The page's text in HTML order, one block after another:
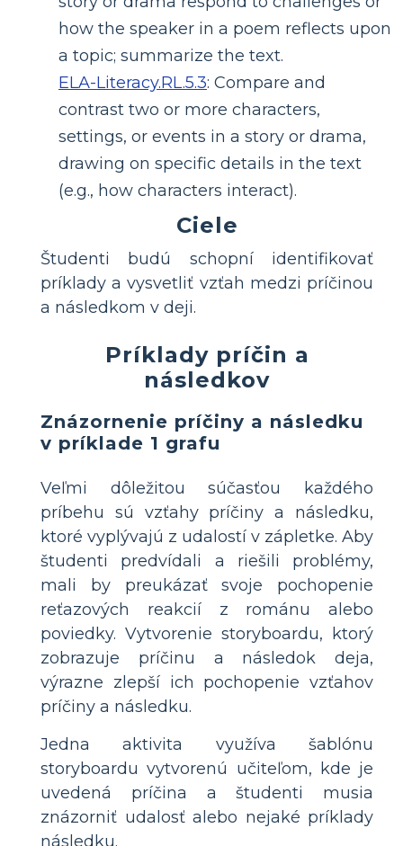
how the speaker in a poem reflects upon
a topic; summarize the text.
ELA-Literacy.RL.5.3: Compare and
contrast two or more characters,
settings, or events in a story or drama,
drawing on specific details in the text
(e.g., how characters interact).
Ciele
Študenti budú schopní identifikovať
príklady a vysvetliť vzťah medzi príčinou
a následkom v deji.
Príklady príčin a
následkov
Znázornenie príčiny a následku
v príklade 1 grafu
Veľmi dôležitou súčasťou každého
príbehu sú vzťahy príčiny a následku,
ktoré vyplývajú z udalostí v zápletke. Aby
študenti predvídali a riešili problémy,
mali by preukázať svoje pochopenie
reťazových reakcií z románu alebo
poviedky. Vytvorenie storyboardu, ktorý
zobrazuje príčinu a následok deja,
výrazne zlepší ich pochopenie vzťahov
príčiny a následku.
Jedna aktivita využíva šablónu
storyboardu vytvorenú učiteľom, kde je
uvedená príčina a študenti musia
znázorniť udalosť alebo nejaké príklady
následku.